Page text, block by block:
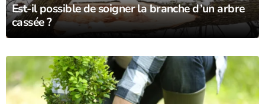
Est-il possible de soigner la branche d’un arbre
cassée ?